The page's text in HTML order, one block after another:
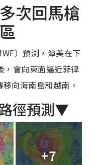
次回馬槍
）預測，潭美在下
，會向東面逼近菲律
向海南島和越南。
徑預測▼
+7